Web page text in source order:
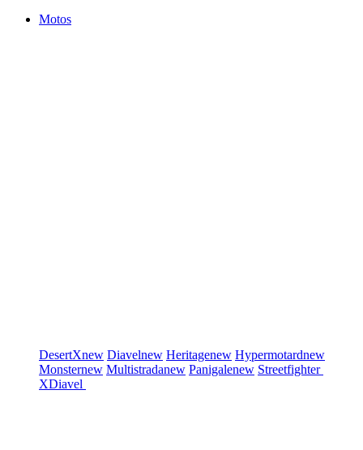
Motos
DesertXnew Diavelnew Heritagenew Hypermotardnew
Monsternew Multistradanew Panigalenew Streetfighter
XDiavel